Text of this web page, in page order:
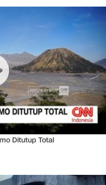
Ditutup Total